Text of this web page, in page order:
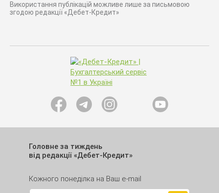
Використання публікацій можливе лише за письмовою
згодою редакції «Дебет-Кредит»
Головне за тиждень
від редакції «Дебет-Кредит»
Кожного понеділка на Ваш e-mail